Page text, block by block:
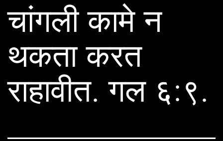
चांगली कामे न
थकता करत
राहावीत. गल ६:९.